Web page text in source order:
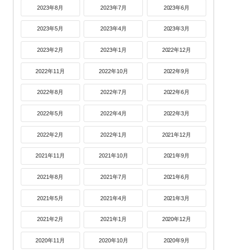
2023年8月 2023年7月 2023年6月
2023年5月 2023年4月 2023年3月
2023年2月 2023年1月 2022年12月
2022年11月 2022年10月 2022年9月
2022年8月 2022年7月 2022年6月
2022年5月 2022年4月 2022年3月
2022年2月 2022年1月 2021年12月
2021年11月 2021年10月 2021年9月
2021年8月 2021年7月 2021年6月
2021年5月 2021年4月 2021年3月
2021年2月 2021年1月 2020年12月
2020年11月 2020年10月 2020年9月